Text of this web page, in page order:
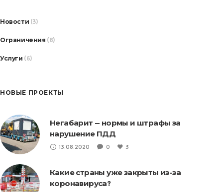
Новости (3)
Ограничения (8)
Услуги (6)
НОВЫЕ ПРОЕКТЫ
Негабарит — нормы и штрафы за
нарушение ПДД
13.08.2020 0 3
Какие страны уже закрыты из-за
коронавируса?